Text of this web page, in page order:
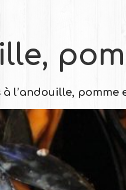
à l’andouille, pomme